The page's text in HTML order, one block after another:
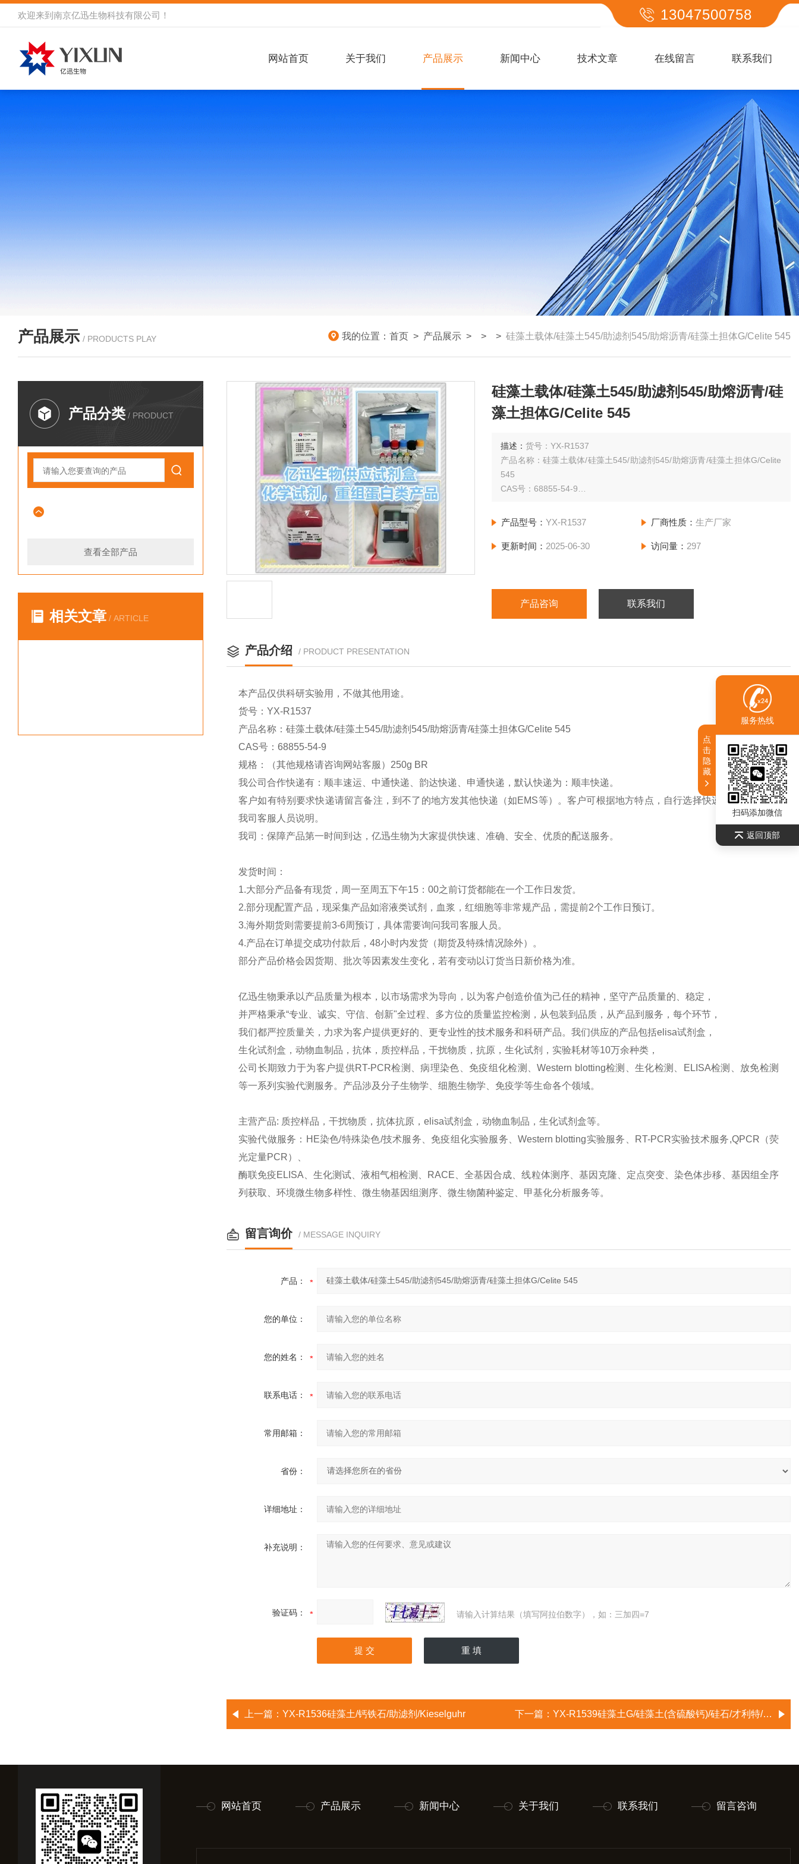
欢迎来到 南京亿迅生物科技有限公司 ！ 13047500758
网站首页 关于我们 产品展示 新闻中心 技术文章 在线留言 联系我们
产品展示 / PRODUCTS PLAY 我的位置： 首页 > 产品展示 > > > 硅藻土载体/硅藻土545/助滤剂545/助熔沥青/硅藻土担体G/Celite 545
产品分类 / PRODUCT
查看全部产品
相关文章 / ARTICLE
硅藻土载体/硅藻土545/助滤剂545/助熔沥青/硅
藻土担体G/Celite 545
描述：货号：YX-R1537
产品名称：硅藻土载体/硅藻土545/助滤剂545/助熔沥青/硅藻土担体G/Celite
545
CAS号：68855-54-9
产品型号：YX-R1537 厂商性质： 生产厂家
更新时间： 2025-06-30 访问量： 297
产品咨询 联系我们
产品介绍 / PRODUCT PRESENTATION
本产品仅供科研实验用，不做其他用途。
货号：YX-R1537
产品名称：硅藻土载体/硅藻土545/助滤剂545/助熔沥青/硅藻土担体G/Celite 545
CAS号：68855-54-9
规格：（其他规格请咨询网站客服）250g BR
我公司合作快递有：顺丰速运、中通快递、韵达快递、申通快递，默认快递为：顺丰快递。
客户如有特别要求快递请留言备注，到不了的地方发其他快递（如EMS等）。客户可根据地方特点，自行选择快递公司，请联系
我司客服人员说明。
我司：保障产品第一时间到达，亿迅生物为大家提供快速、准确、安全、优质的配送服务。
发货时间：
1.大部分产品备有现货，周一至周五下午15：00之前订货都能在一个工作日发货。
2.部分现配置产品，现采集产品如溶液类试剂，血浆，红细胞等非常规产品，需提前2个工作日预订。
3.海外期货则需要提前3-6周预订，具体需要询问我司客服人员。
4.产品在订单提交成功付款后，48小时内发货（期货及特殊情况除外）。
部分产品价格会因货期、批次等因素发生变化，若有变动以订货当日新价格为准。
亿迅生物秉承以产品质量为根本，以市场需求为导向，以为客户创造价值为己任的精神，坚守产品质量的、稳定，
并严格秉承“专业、诚实、守信、创新"全过程、多方位的质量监控检测，从包装到品质，从产品到服务，每个环节，
我们都严控质量关，力求为客户提供更好的、更专业性的技术服务和科研产品。我们供应的产品包括elisa试剂盒，
生化试剂盒，动物血制品，抗体，质控样品，干扰物质，抗原，生化试剂，实验耗材等10万余种类，
公司长期致力于为客户提供RT-PCR检测、病理染色、免疫组化检测、Western blotting检测、生化检测、ELISA检测、放免检测
等一系列实验代测服务。产品涉及分子生物学、细胞生物学、免疫学等生命各个领域。
主营产品: 质控样品，干扰物质，抗体抗原，elisa试剂盒，动物血制品，生化试剂盒等。
实验代做服务：HE染色/特殊染色/技术服务、免疫组化实验服务、Western blotting实验服务、RT-PCR实验技术服务,QPCR（荧
光定量PCR）、
酶联免疫ELISA、生化测试、液相气相检测、RACE、全基因合成、线粒体测序、基因克隆、定点突变、染色体步移、基因组全序
列获取、环境微生物多样性、微生物基因组测序、微生物菌种鉴定、甲基化分析服务等。
留言询价 / MESSAGE INQUIRY
产品：
您的单位：
您的姓名：
联系电话：
常用邮箱：
省份：
详细地址：
补充说明：
验证码： 请输入计算结果（填写阿拉伯数字），如：三加四=7
上一篇： YX-R1536硅藻土/钙铁石/助滤剂/Kieselguhr 下一篇： YX-R1539硅藻土G/硅藻土(含硫酸钙)/硅石/才利特/丙岩/C石(钙铁石)/Kieselguhr G
网站首页 产品展示 新闻中心 关于我们 联系我们 留言咨询
服务热线
扫码添加微信
返回顶部
点
击
隐
藏